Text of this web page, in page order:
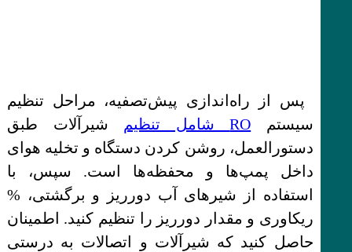
پس از راه‌اندازی پیش‌تصفیه، مراحل تنظیم
سیستم RO شامل تنظیم
شیرآلات طبق
دستورالعمل، روشن کردن دستگاه و تخلیه هوای
داخل پمپ‌ها و محفظه‌ها است. سپس، با
استفاده از شیرهای آب دورریز و برگشتی، %
ریکاوری و مقدار دورریز را تنظیم کنید. اطمینان
حاصل کنید که شیرآلات و اتصالات به درستی